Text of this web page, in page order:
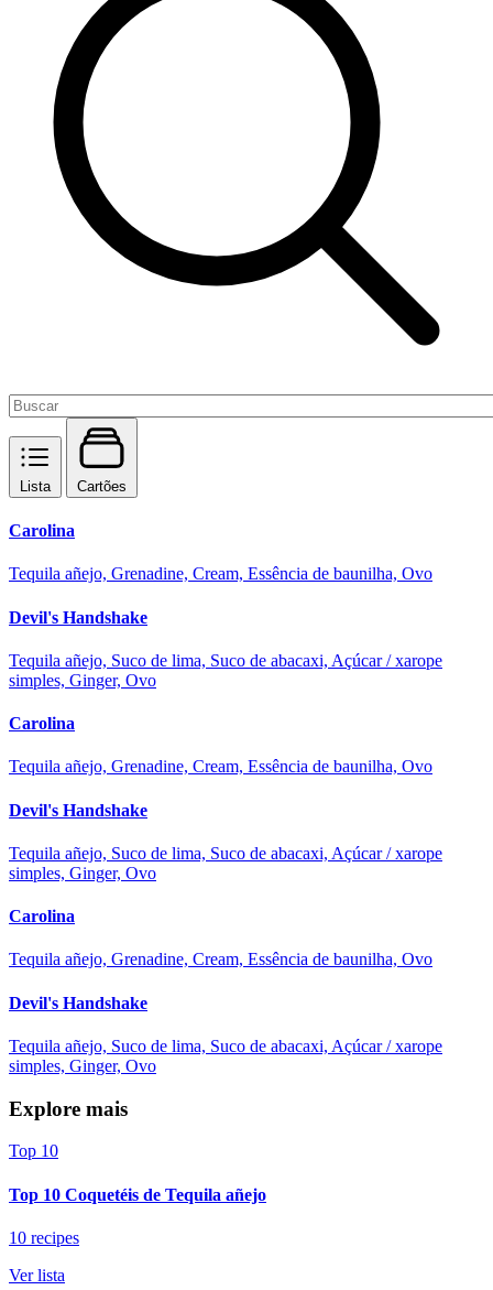
Lista Cartões
Carolina
Tequila añejo, Grenadine, Cream, Essência de baunilha, Ovo
Devil's Handshake
Tequila añejo, Suco de lima, Suco de abacaxi, Açúcar / xarope
simples, Ginger, Ovo
Carolina
Tequila añejo, Grenadine, Cream, Essência de baunilha, Ovo
Devil's Handshake
Tequila añejo, Suco de lima, Suco de abacaxi, Açúcar / xarope
simples, Ginger, Ovo
Carolina
Tequila añejo, Grenadine, Cream, Essência de baunilha, Ovo
Devil's Handshake
Tequila añejo, Suco de lima, Suco de abacaxi, Açúcar / xarope
simples, Ginger, Ovo
Explore mais
Top 10
Top 10 Coquetéis de Tequila añejo
10 recipes
Ver lista